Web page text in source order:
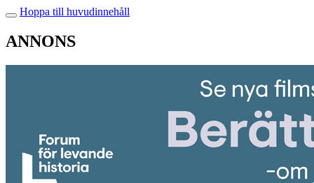
Hoppa till huvudinnehåll
ANNONS